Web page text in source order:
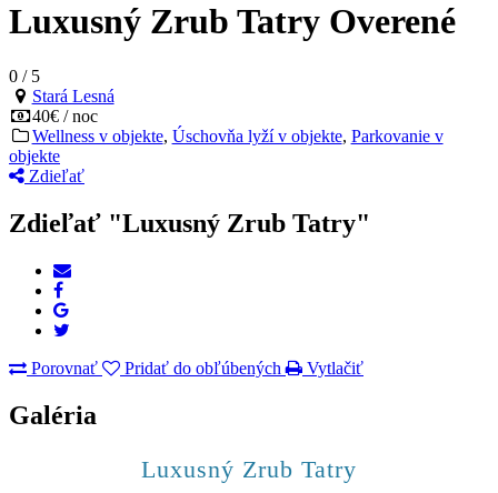
Luxusný Zrub Tatry Overené
0 /5
Stará Lesná
40€ / noc
Wellness v objekte, Úschovňa lyží v objekte, Parkovanie v
objekte
Zdieľať
Zdieľať "Luxusný Zrub Tatry"
Porovnať Pridať do obľúbených Vytlačiť
Galéria
Luxusný Zrub Tatry